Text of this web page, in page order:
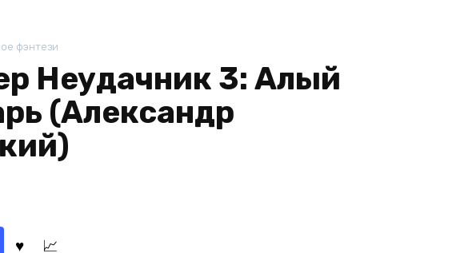
фэнтези
Неудачник 3: Алый
(Александр